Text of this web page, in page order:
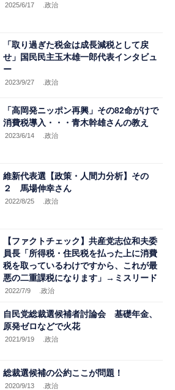
2025/6/17 .政治
「取り過ぎた税金は成長減税として戻
せ」国民民主玉木雄一郎代表インタビュ
ー
2023/9/27 .政治
「高岡発ニッポン再興」その82命がけで
消費税導入・・・青木幹雄さんの教え
2023/6/14 .政治
維新代表選【政策・人間力分析】その
２ 馬場伸幸さん
2022/8/25 .政治
【ファクトチェック】共産党志位和夫委
員長「所得税・住民税を払った上に消費
税を取っているわけですから、これが最
悪の二重課税になります」→ミスリード
2022/7/9 .政治
自民党総裁選候補者討論会 基礎年金、
原発ゼロなどで火花
2021/9/19 .政治
総裁選候補の公約ここが問題！
2020/9/13 .政治